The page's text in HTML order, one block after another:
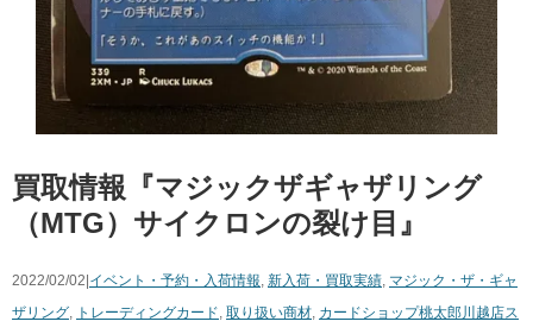
買取情報『マジックザギャザリング
（MTG）サイクロンの裂け目』
2022/02/02| イベント・予約・入荷情報, 新入荷・買取実績, マジック・ザ・ギャ
ザリング, トレーディングカード, 取り扱い商材, カードショップ桃太郎川越店ス